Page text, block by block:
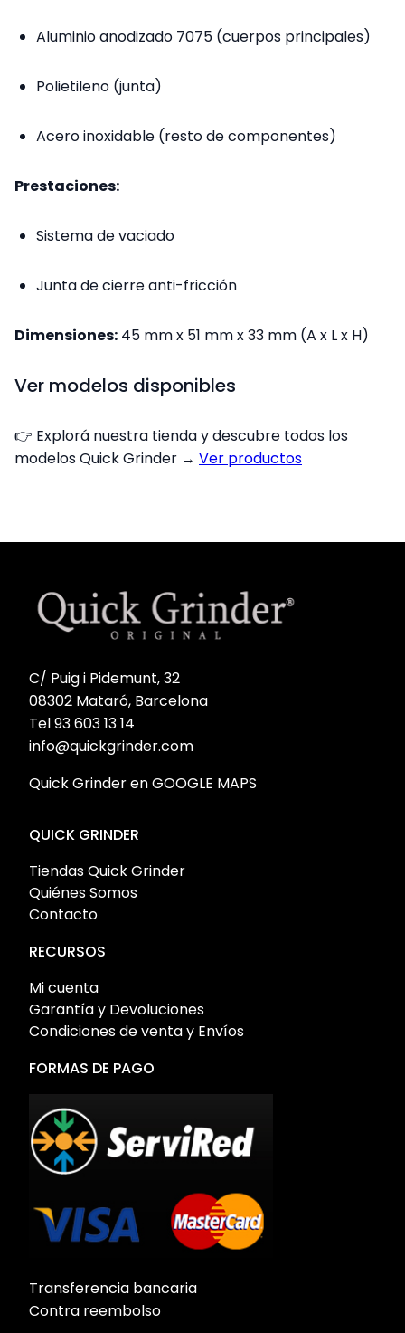
Aluminio anodizado 7075 (cuerpos principales)
Polietileno (junta)
Acero inoxidable (resto de componentes)
Prestaciones:
Sistema de vaciado
Junta de cierre anti-fricción
Dimensiones: 45 mm x 51 mm x 33 mm (A x L x H)
Ver modelos disponibles
👉 Explorá nuestra tienda y descubre todos los
modelos Quick Grinder → Ver productos
C/ Puig i Pidemunt, 32
08302 Mataró, Barcelona
Tel 93 603 13 14
info@quickgrinder.com
Quick Grinder en GOOGLE MAPS
QUICK GRINDER
Tiendas Quick Grinder
Quiénes Somos
Contacto
RECURSOS
Mi cuenta
Garantía y Devoluciones
Condiciones de venta y Envíos
FORMAS DE PAGO
Transferencia bancaria
Contra reembolso